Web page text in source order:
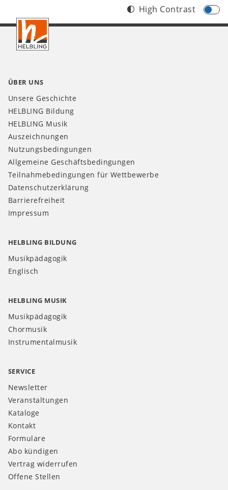
Footer
DE
High Contrast
ÜBER UNS
Unsere Geschichte
HELBLING Bildung
HELBLING Musik
Auszeichnungen
Nutzungsbedingungen
Allgemeine Geschäftsbedingungen
Teilnahmebedingungen für Wettbewerbe
Datenschutzerklärung
Barrierefreiheit
Impressum
HELBLING BILDUNG
Musikpädagogik
Englisch
HELBLING MUSIK
Musikpädagogik
Chormusik
Instrumentalmusik
SERVICE
Newsletter
Veranstaltungen
Kataloge
Kontakt
Formulare
Abo kündigen
Vertrag widerrufen
Offene Stellen